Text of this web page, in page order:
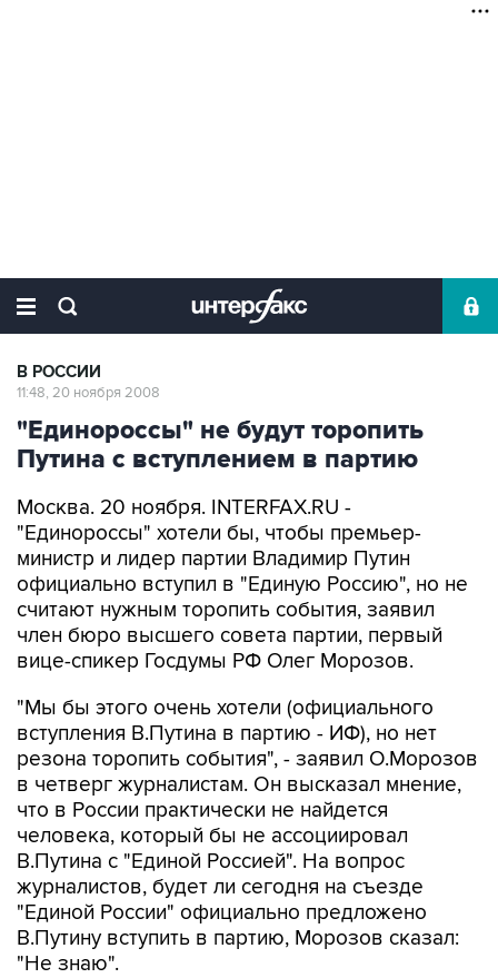
В РОССИИ
11:48, 20 ноября 2008
"Единороссы" не будут торопить
Путина с вступлением в партию
Москва. 20 ноября. INTERFAX.RU -
"Единороссы" хотели бы, чтобы премьер-
министр и лидер партии Владимир Путин
официально вступил в "Единую Россию", но не
считают нужным торопить события, заявил
член бюро высшего совета партии, первый
вице-спикер Госдумы РФ Олег Морозов.
"Мы бы этого очень хотели (официального
вступления В.Путина в партию - ИФ), но нет
резона торопить события", - заявил О.Морозов
в четверг журналистам. Он высказал мнение,
что в России практически не найдется
человека, который бы не ассоциировал
В.Путина с "Единой Россией". На вопрос
журналистов, будет ли сегодня на съезде
"Единой России" официально предложено
В.Путину вступить в партию, Морозов сказал:
"Не знаю".